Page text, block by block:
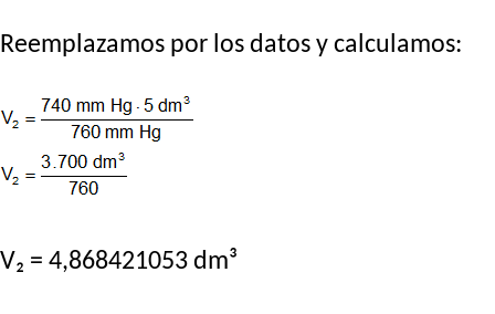
Reemplazamos por los datos y calculamos:
V₂ = 4,868421053 dm³